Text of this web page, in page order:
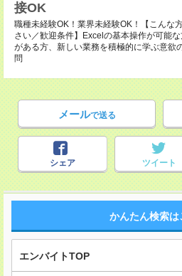
接OK
職種未経験OK！業界未経験OK！【こんな
さい／歓迎条件】Excelの基本操作が可能
がある方、新しい業務を積極的に学ぶ意
問
メールで送る
シェア ツイート
かんたん検索は
エンバイトTOP